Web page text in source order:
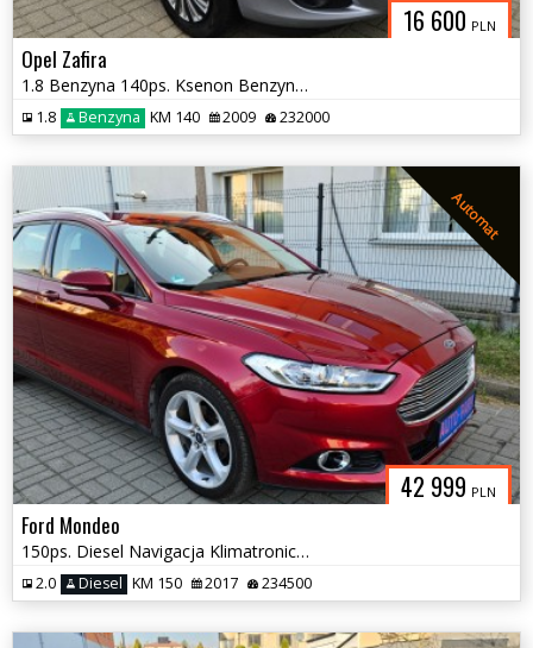
16 600 PLN
Opel Zafira
1.8 Benzyna 140ps. Ksenon Benzyna 7-0sób
1.8 Benzyna KM 140 2009 232000
42 999 PLN
Automat
Ford Mondeo
150ps. Diesel Navigacja Klimatronic Dwustrefowy 2017
2.0 Diesel KM 150 2017 234500